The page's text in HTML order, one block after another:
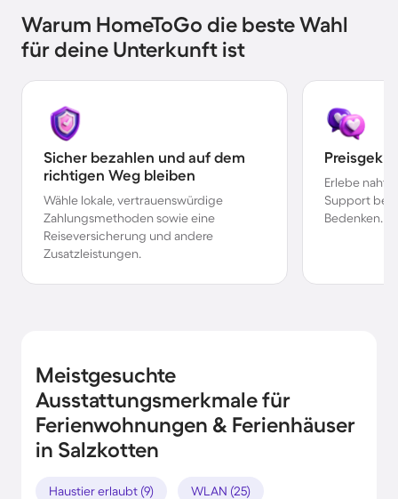
Warum HomeToGo die beste Wahl
für deine Unterkunft ist
Sicher bezahlen und auf dem
richtigen Weg bleiben
Wähle lokale, vertrauenswürdige
Zahlungsmethoden sowie eine
Reiseversicherung und andere
Zusatzleistungen.
Erlebe
Support bei
Bedenken.
Meistgesuchte
Ausstattungsmerkmale für
Ferienwohnungen & Ferienhäuser
in Salzkotten
Haustier erlaubt (9) WLAN (25)